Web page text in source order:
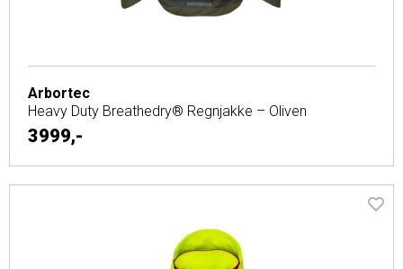
Arbortec
Heavy Duty Breathedry® Regnjakke – Oliven
3999,-